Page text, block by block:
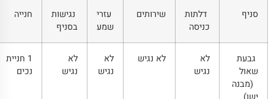
סניף
דלתות
כניסה
שירותים
עזרי
שמע
נגישות
בסניף
חנייה
גבעת
שאול
(מבנה
לא
נגיש
לא נגיש
לא
נגיש
לא
נגיש
1 חניית
נכים